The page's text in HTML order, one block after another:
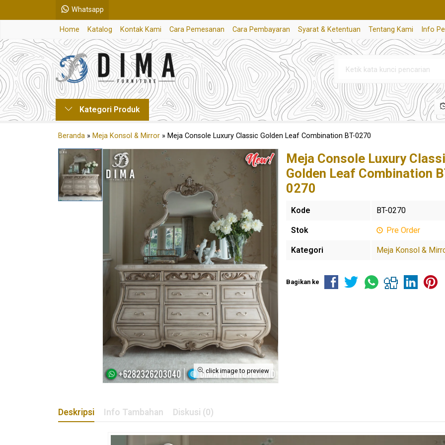
Whatsapp
Home Katalog Kontak Kami Cara Pemesanan Cara Pembayaran Syarat & Ketentuan Tentang Kami Info
Kategori Produk
Beranda » Meja Konsol & Mirror » Meja Console Luxury Classic Golden Leaf Combination BT-0270
click image to preview
Meja Console Luxury
Golden Leaf Combination
0270
Kode BT-0270
Stok Pre Order
Kategori Meja Konsol &
Bagikan ke
Deskripsi Info Tambahan Diskusi (0)